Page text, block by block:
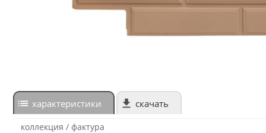
характеристики скачать
коллекция / фактура